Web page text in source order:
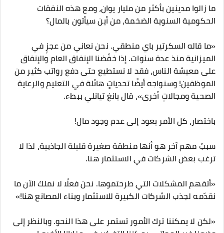
ما زالوا مدينين بأكثر من مليار يوان، ومع هذه النفقات
الحكومية السنوية الضخمة، من أين سيأتون بالمال؟
«ما قاله السكرتير باي منطقي. نحن نعاني من عجزٍ في
الميزانية منذ عدة سنوات. إذا خفّضنا الإنفاق العام والإنفاق
على معيشة الناس، فقد لا نستطيع حتى دفع رواتب كثير من
الموظفين! وسنواجه أيضًا تحدياتٍ هائلة في التعليم والرعاية
الصحية ومجالاتٍ أخرى»، قال يانغ تيانلي ببطء.
باختصار، كل الأمر يعود إلى عدم وجود مال!
سببٌ مهم آخر هو أنها منطقة صغيرة قليلة الجاذبية، لذا لا
ترغب بعض الشركات في الاستثمار هنا.
«أتفهم المشكلات التي طرحتموها. نحن فعلًا لا نملك الآن ما
نقدّمه لجذب الشركات الكبيرة للاستثمار وبناء المصانع هنا!»
«لكن لا يمكننا ترك الأمور تستمر على هذا النحو. وبالنظر إلى